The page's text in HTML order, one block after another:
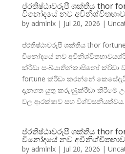
ප්රතිෂ්ඨාවරූපී ශක්තිය thor
විනෝදයේ නව
by admlnlx| Jul 20, 2026 |
ප්රතිෂ්ඨාවරූපී ශක්තිය thor
විනෝදයේ නව
ක්රීඩා සංඛ්යාතීන්කාසිනෝ ක්රීඩා
fortune ක්රීඩා කරන්නේ
දැනගත යුතු කරුණුක්රීඩා කිරීමේ
වල ආරක්ෂාව සහ
ප්රතිෂ්ඨාවරූපී ශක්තිය thor
විනෝදයේ නව
by admlnlx| Jul 20, 2026 |